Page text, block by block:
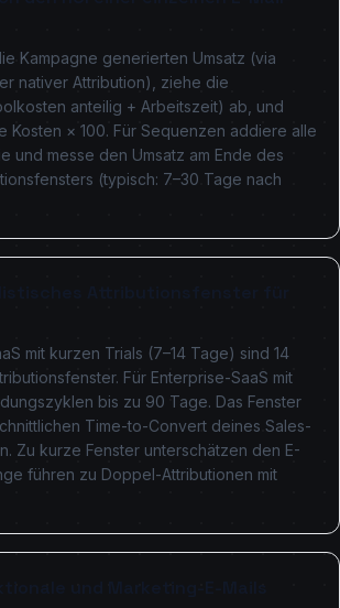
Kampagne generierten Umsatz (via
nativer Attribution), ziehe die
anteilig + Arbeitszeit) ab, und
Kosten × 100. Für Sequenzen addiere alle
und messe den Umsatz am Ende des
(typisch: 7–30 Tage nach
mit kurzen Trials (7–14 Tage) sind 14
Für Enterprise-SaaS mit
bis zu 90 Tage. Das Fenster
Time-to-Convert deines Sales-
Zu kurze Fenster unterschätzen den E-
führen zu Doppel-Attributionen mit